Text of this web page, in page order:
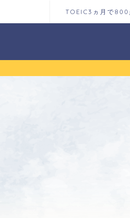
TOEIC3ヵ月で800